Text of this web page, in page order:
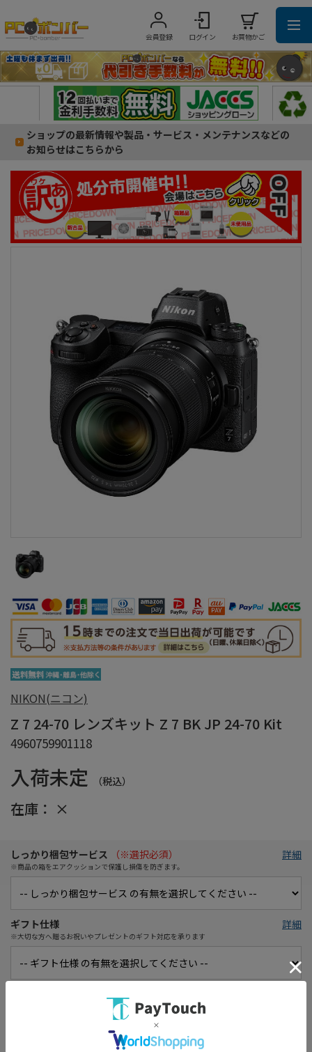
会員登録 ログイン お買物かご
ショップの最新情報や製品・サービス・メンテナンスなどの
お知らせはこちらから
NIKON(ニコン)
Z 7 24-70 レンズキット Z 7 BK JP 24-70 Kit
4960759901118
入荷未定 （税込）
在庫： ×
しっかり梱包サービス （※選択必須）
※商品の箱をエアクッションで保護し損傷を防ぎます。
詳細
ギフト仕様
※大切な方へ贈るお祝いやプレゼントのギフト対応を承ります
詳細
※1か月に延長！買ってすぐに使えなくても安心！